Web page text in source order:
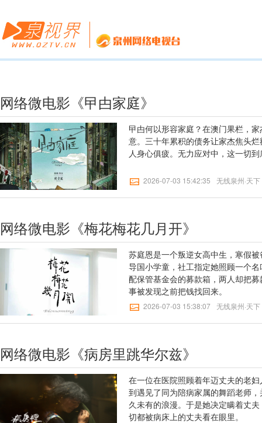
网络微电影《曱甴家庭》
曱甴何以形容家庭？在澳门果栏，
意。三十年累积的债务让家杰焦头
人身心俱疲。无力应对中，这一切
2026-07-03 15:42:35 无线泉州·天下
网络微电影《梅花梅花几月开》
苏庭恩是一个叛逆女高中生，寒假
导国小学童，社工指定她照顾一个
配保管基金会的募款箱，两人却把
事被发现之前把钱找回来。
2026-07-03 15:38:07 无线泉州·天下
网络微电影《病房里跳华尔兹》
在一位在医院照顾着年迈丈夫的老
到遇见了同为陪病家属的舞蹈老师
久未有的浪漫。于是她决定瞒着丈
切都被病床上的丈夫看在眼里。